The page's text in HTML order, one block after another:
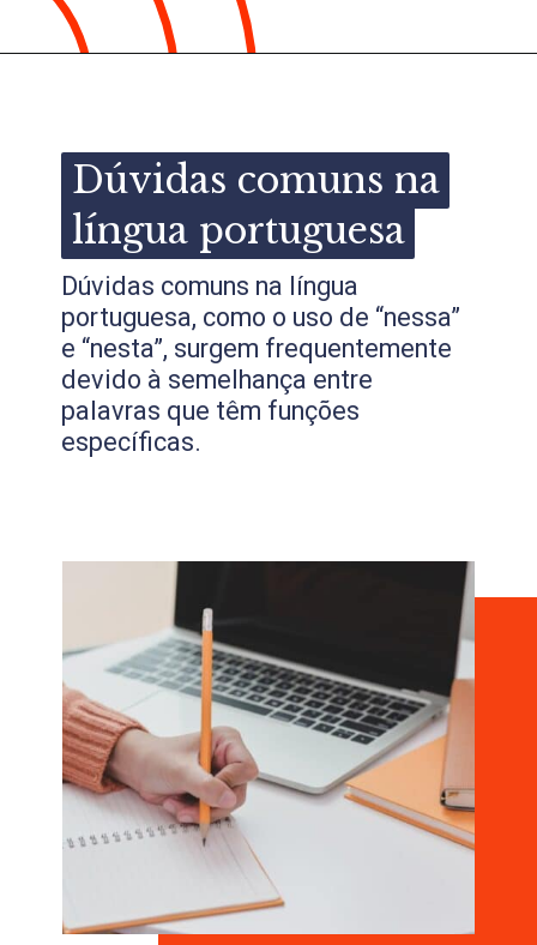
Dúvidas comuns na língua
portuguesa, como o uso de “nessa”
e “nesta”, surgem frequentemente
devido à semelhança entre
palavras que têm funções
específicas.
Dúvidas comuns na
língua portuguesa
Dúvidas comuns na
língua portuguesa